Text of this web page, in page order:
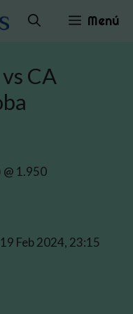
Menú
CA
1.950
Feb 2024, 23:15